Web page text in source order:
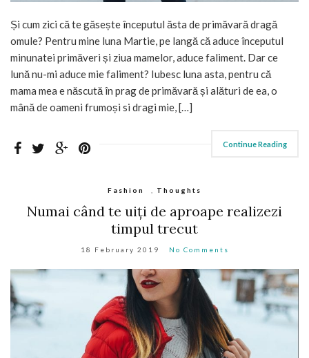
Și cum zici că te găsește începutul ăsta de primăvară dragă
omule? Pentru mine luna Martie, pe langă că aduce începutul
minunatei primăveri și ziua mamelor, aduce faliment. Dar ce
lună nu-mi aduce mie faliment? Iubesc luna asta, pentru că
mama mea e născută în prag de primăvară și alături de ea, o
mână de oameni frumoși si dragi mie, […]
Continue Reading
Fashion Thoughts
Numai când te uiți de aproape realizezi
timpul trecut
18 February 2019 No Comments